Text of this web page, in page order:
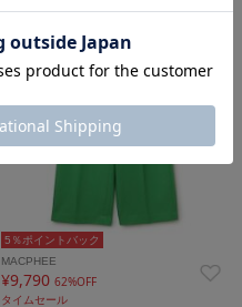
5％ポイントバック
MACPHEE
¥9,79062%OFF
タイムセール